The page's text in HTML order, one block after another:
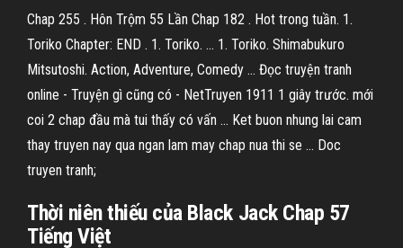
Chap 255 . Hôn Trộm 55 Lần Chap 182 . Hot trong tuần. 1.
Toriko Chapter: END . 1. Toriko. ... 1. Toriko. Shimabukuro
Mitsutoshi. Action, Adventure, Comedy ... Đọc truyện tranh
online - Truyện gì cũng có - NetTruyen 1911 1 giây trước. mới
coi 2 chap đầu mà tui thấy có vấn ... Ket buon nhung lai cam
thay truyen nay qua ngan lam may chap nua thi se ... Doc
truyen tranh;
Thời niên thiếu của Black Jack Chap 57
Tiếng Việt